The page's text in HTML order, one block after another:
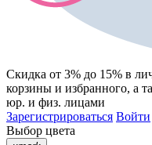
Скидка от 3% до 15% в
корзины и избранного, а
юр. и физ. лицами
Зарегистрироваться Войти
Выбор цвета